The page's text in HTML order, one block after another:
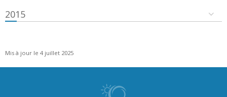
2015
Mis à jour le 4 juillet 2025